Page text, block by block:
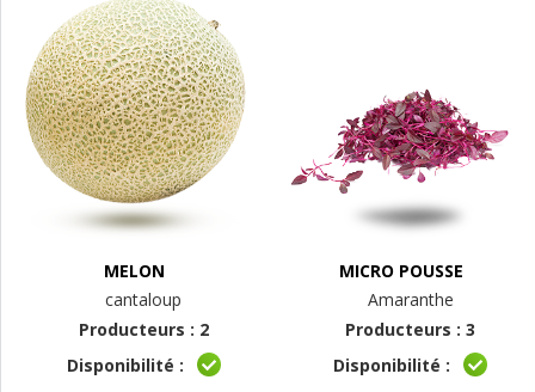
MELON
cantaloup
Producteurs : 2
Disponibilité :
MICRO POUSSE
Amaranthe
Producteurs : 3
Disponibilité :